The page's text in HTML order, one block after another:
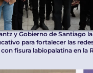
y Gobierno de Santiago
para fortalecer las
fisura labiopalatina en la